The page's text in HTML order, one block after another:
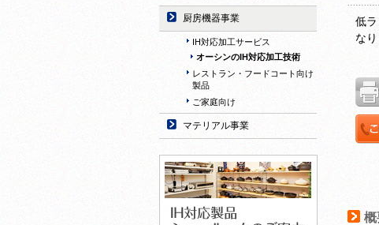
厨房機器事業
IH対応加工サービス
オーシンのIH対応加工技術
レストラン・フードコート向け
製品
ご家庭向け
マテリアル事業
低
なり
概